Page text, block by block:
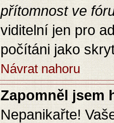
přítomnost ve
viditelní jen pro
počítáni jako
Návrat nahoru
Zapomněl jsem
Nepanikařte!